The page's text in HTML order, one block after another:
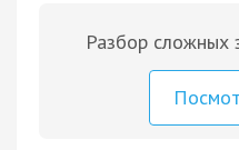
Разбор сложных